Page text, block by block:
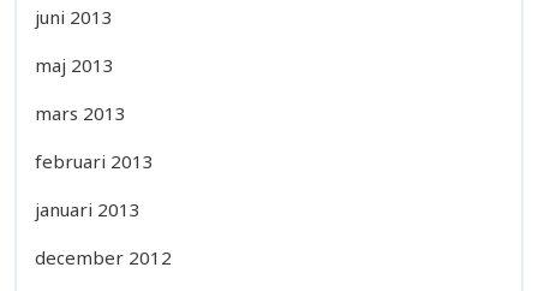
juni 2013
maj 2013
mars 2013
februari 2013
januari 2013
december 2012